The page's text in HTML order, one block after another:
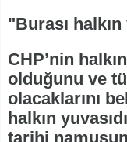
"Burası halkın
CHP’nin
olduğunu ve
olacaklarını
halkın
tarihi